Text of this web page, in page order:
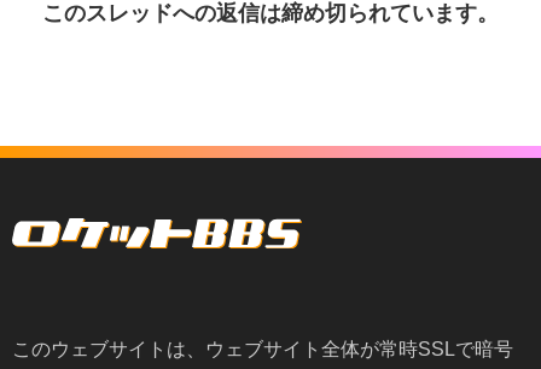
このスレッドへの返信は締め切られています。
このウェブサイトは、ウェブサイト全体が常時SSLで暗号